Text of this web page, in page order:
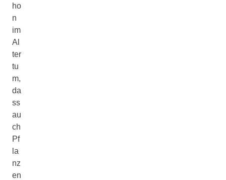
ho
n
im
Al
ter
tu
m,
da
ss
au
ch
Pf
la
nz
en